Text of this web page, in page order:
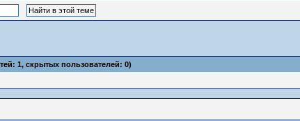
1, скрытых пользователей: 0)